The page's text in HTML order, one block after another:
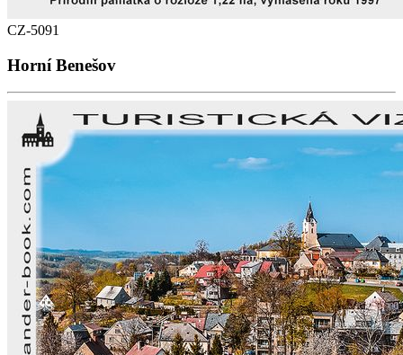
CZ-5091
Horní Benešov